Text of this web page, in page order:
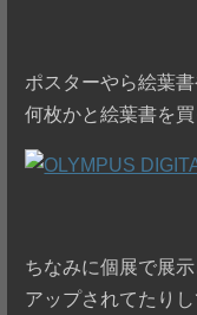
ポスターやら絵葉
何枚かと絵葉書を買
ちなみに個展で展
アップされてたり